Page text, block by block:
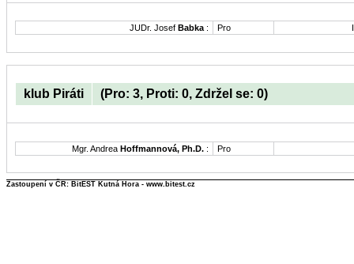
JUDr. Josef Babka: Pro
klub Piráti (Pro: 3, Proti: 0, Zdržel se: 0)
Mgr. Andrea Hoffmannová, Ph.D. : Pro
Zastoupení v ČR: BitEST Kutná Hora - www.bitest.cz